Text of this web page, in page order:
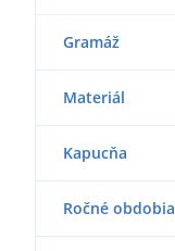
Gramáž
Materiál
Kapucňa
Ročné obdobia